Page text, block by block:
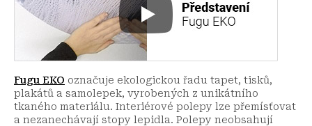
Fugu EKO označuje ekologickou řadu tapet, tisků,
plakátů a samolepek, vyrobených z unikátního
tkaného materiálu. Interiérové polepy lze přemísťovat
a nezanechávají stopy lepidla. Polepy neobsahují